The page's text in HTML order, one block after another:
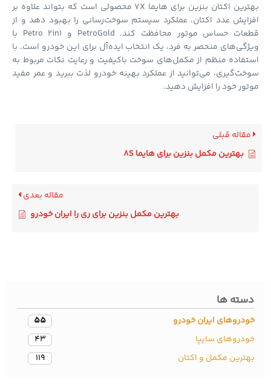
بهترین اکتان بنزین برای هایما 7X محصولی است که بتواند علاوه بر
عدد اکتان، عملکرد سیستم سوخت‌رسانی را بهبود دهد و از
قطعات حساس موتور محافظت کند. PetroGold و Petro 2in1 با
منحصر به فرد، یک انتخاب ایده‌آل برای این خودرو است. با
منظم از مکمل‌های سوخت باکیفیت و رعایت نکات مربوط به
می‌توانید از عملکرد بهینه خودرو لذت ببرید و عمر مفید
خود را افزایش دهید.
قبلی
بهترین مکمل بنزین برای هایما 8S
مقاله بعدی
بهترین مکمل بنزین برای ری را ایران خودرو
ها
ایران خودرو
سایپا
مکمل و اکتان